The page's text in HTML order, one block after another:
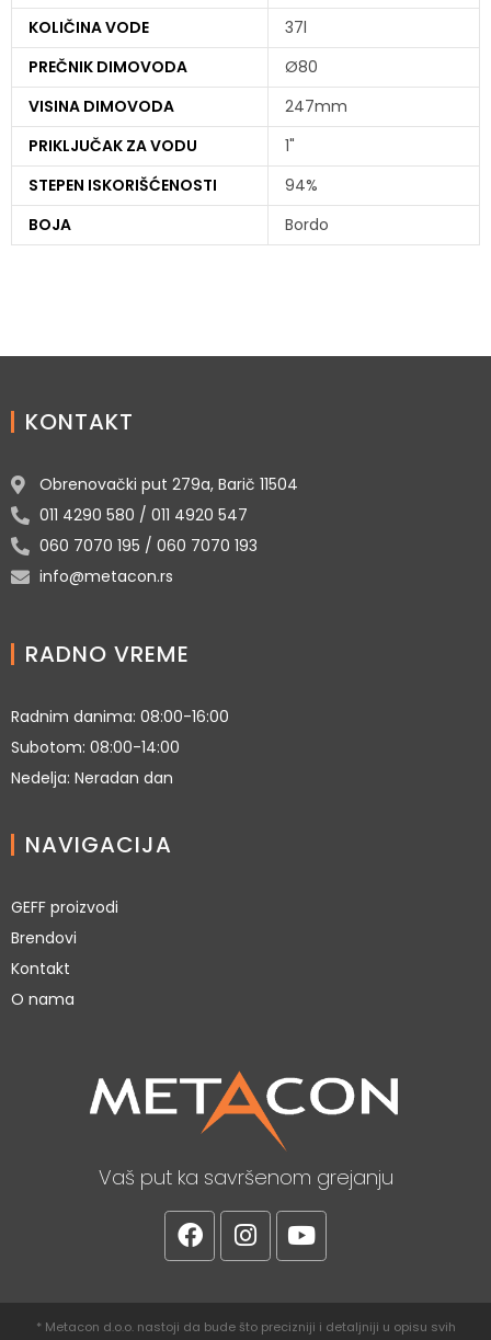
KOLIČINA VODE
37l
PREČNIK DIMOVODA
Ø80
VISINA DIMOVODA
247mm
PRIKLJUČAK ZA VODU
1"
STEPEN ISKORIŠĆENOSTI
94%
BOJA
Bordo
KONTAKT
Obrenovački put 279a, Barič 11504
011 4290 580 / 011 4920 547
060 7070 195 / 060 7070 193
info@metacon.rs
RADNO VREME
Radnim danima: 08:00-16:00
Subotom: 08:00-14:00
Nedelja: Neradan dan
NAVIGACIJA
GEFF proizvodi
Brendovi
Kontakt
O nama
Vaš put ka savršenom grejanju
* Metacon d.o.o. nastoji da bude što precizniji i detaljniji u opisu svih